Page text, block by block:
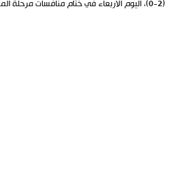
(2-0)، اليوم الأربعاء في ختام منافسات مرحلة المجموعات لدوري أبطال أوروبا.